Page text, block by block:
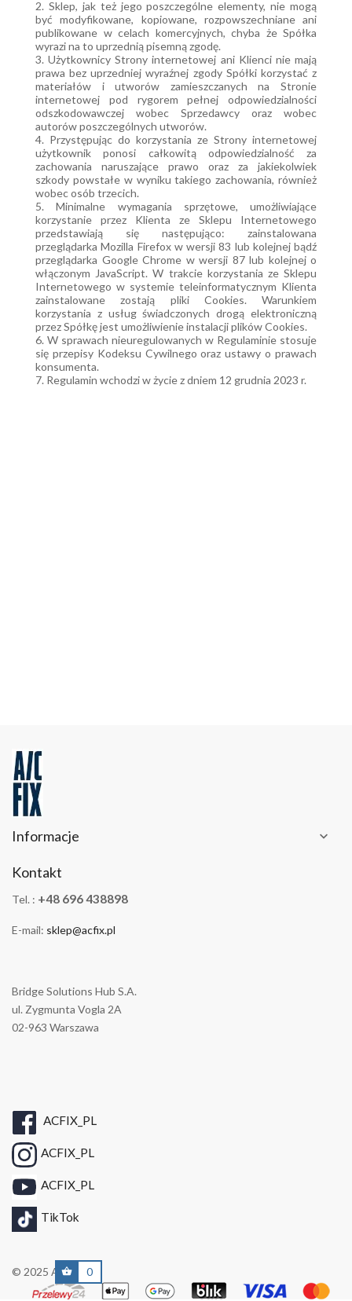
2. Sklep, jak też jego poszczególne elementy, nie mogą
być modyfikowane, kopiowane, rozpowszechniane ani
publikowane w celach komercyjnych, chyba że Spółka
wyrazi na to uprzednią pisemną zgodę.
3. Użytkownicy Strony internetowej ani Klienci nie mają
prawa bez uprzedniej wyraźnej zgody Spółki korzystać z
materiałów i utworów zamieszczanych na Stronie
internetowej pod rygorem pełnej odpowiedzialności
odszkodowawczej wobec Sprzedawcy oraz wobec
autorów poszczególnych utworów.
4. Przystępując do korzystania ze Strony internetowej
użytkownik ponosi całkowitą odpowiedzialność za
zachowania naruszające prawo oraz za jakiekolwiek
szkody powstałe w wyniku takiego zachowania, również
wobec osób trzecich.
5. Minimalne wymagania sprzętowe, umożliwiające
korzystanie przez Klienta ze Sklepu Internetowego
przedstawiają się następująco: zainstalowana
przeglądarka Mozilla Firefox w wersji 83 lub kolejnej bądź
przeglądarka Google Chrome w wersji 87 lub kolejnej o
włączonym JavaScript. W trakcie korzystania ze Sklepu
Internetowego w systemie teleinformatycznym Klienta
zainstalowane zostają pliki Cookies. Warunkiem
korzystania z usług świadczonych drogą elektroniczną
przez Spółkę jest umożliwienie instalacji plików Cookies.
6. W sprawach nieuregulowanych w Regulaminie stosuje
się przepisy Kodeksu Cywilnego oraz ustawy o prawach
konsumenta.
7. Regulamin wchodzi w życie z dniem 12 grudnia 2023 r.
Informacje 
Kontakt
Tel. : +48 696 438898
E-mail: sklep@acfix.pl
Bridge Solutions Hub S.A.
ul. Zygmunta Vogla 2A
02-963 Warszawa
ACFIX_PL
ACFIX_PL
ACFIX_PL
TikTok
© 2025 A/C FIX0